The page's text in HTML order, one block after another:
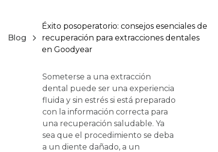
Blog
Éxito posoperatorio: consejos esenciales de
recuperación para extracciones dentales
en Goodyear
Someterse a una extracción
dental puede ser una experiencia
fluida y sin estrés si está preparado
con la información correcta para
una recuperación saludable. Ya
sea que el procedimiento se deba
a un diente dañado, a un